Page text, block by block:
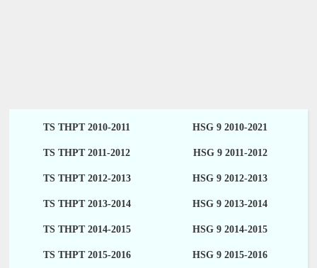
TS THPT 2010-2011 HSG 9 2010-2021
TS THPT 2011-2012 HSG 9 2011-2012
TS THPT 2012-2013 HSG 9 2012-2013
TS THPT 2013-2014 HSG 9 2013-2014
TS THPT 2014-2015 HSG 9 2014-2015
TS THPT 2015-2016 HSG 9 2015-2016